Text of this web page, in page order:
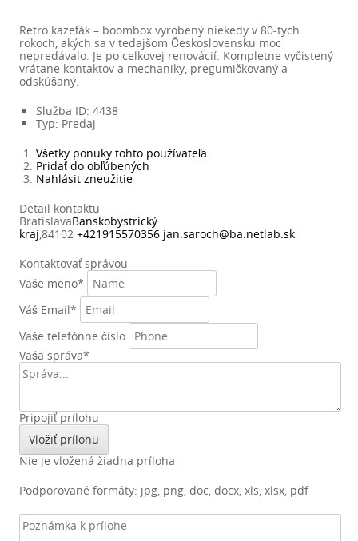
Retro kazeťák – boombox vyrobený niekedy v 80-tych
rokoch, akých sa v tedajšom Československu moc
nepredávalo. Je po celkovej renovácií. Kompletne vyčistený
vrátane kontaktov a mechaniky, pregumičkovaný a
odskúšaný.
Služba ID: 4438
Typ: Predaj
Všetky ponuky tohto používateľa
Pridať do obľúbených
Nahlásit zneužitie
Detail kontaktu
BratislavaBanskobystrický
kraj,84102 +421915570356 jan.saroch@ba.netlab.sk
Kontaktovať správou
Vaše meno*
Váš Email*
Vaše telefónne číslo
Vaša správa*
Pripojiť prílohu
Vložiť prílohu
Nie je vložená žiadna príloha
Podporované formáty: jpg, png, doc, docx, xls, xlsx, pdf